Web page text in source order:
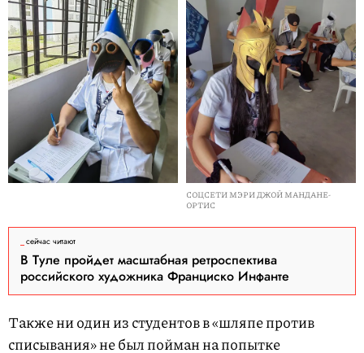
СОЦСЕТИ МЭРИ ДЖОЙ МАНДАНЕ-
ОРТИС
сейчас читают
В Туле пройдет масштабная ретроспектива
российского художника Франциско Инфанте
Также ни один из студентов в «шляпе против
списывания» не был пойман на попытке